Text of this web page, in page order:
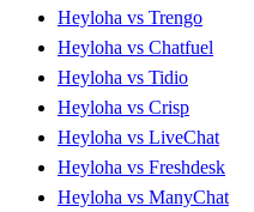
Heyloha vs Trengo
Heyloha vs Chatfuel
Heyloha vs Tidio
Heyloha vs Crisp
Heyloha vs LiveChat
Heyloha vs Freshdesk
Heyloha vs ManyChat